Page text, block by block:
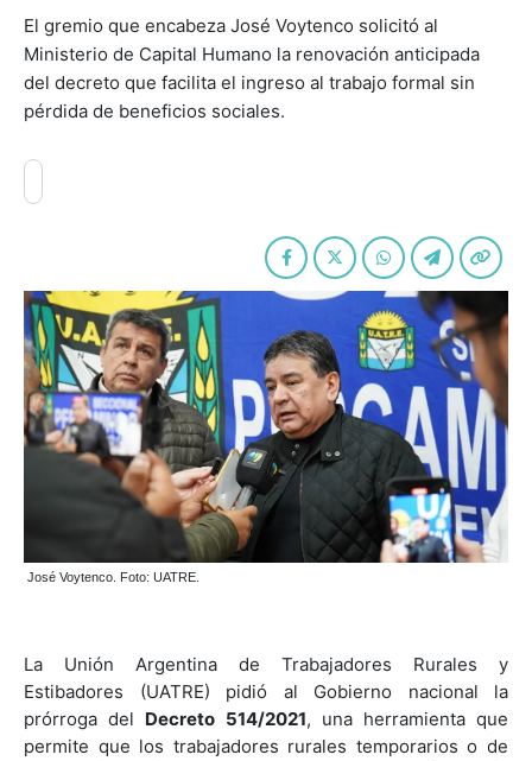
El gremio que encabeza José Voytenco solicitó al
Ministerio de Capital Humano la renovación anticipada
del decreto que facilita el ingreso al trabajo formal sin
pérdida de beneficios sociales.
José Voytenco. Foto: UATRE.
La Unión Argentina de Trabajadores Rurales y
Estibadores (UATRE) pidió al Gobierno nacional la
prórroga del Decreto 514/2021, una herramienta que
permite que los trabajadores rurales temporarios o de